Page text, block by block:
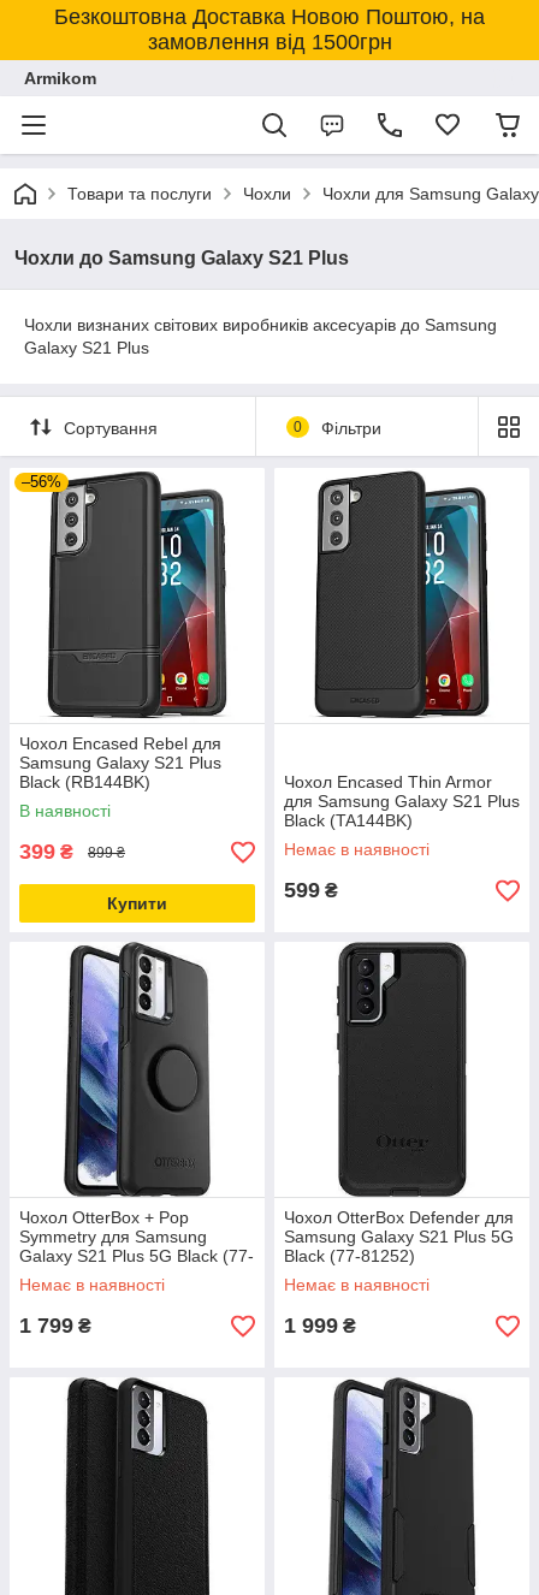
Безкоштовна Доставка Новою Поштою, на
замовлення від 1500грн
Armikom
Товари та послуги Чохли Чохли для Samsung Galaxy
Чохли до Samsung Galaxy S21 Plus
Чохли визнаних світових виробників аксесуарів до Samsung
Galaxy S21 Plus
Сортування 0 Фільтри
–56%
Чохол Encased Rebel для
Samsung Galaxy S21 Plus
Black (RB144BK)
В наявності
399 ₴ 899 ₴
Купити
Чохол Encased Thin Armor
для Samsung Galaxy S21 Plus
Black (TA144BK)
Немає в наявності
599 ₴
Чохол OtterBox + Pop
Symmetry для Samsung
Galaxy S21 Plus 5G Black (77-
81706)
Немає в наявності
1 799 ₴
Чохол OtterBox Defender для
Samsung Galaxy S21 Plus 5G
Black (77-81252)
Немає в наявності
1 999 ₴